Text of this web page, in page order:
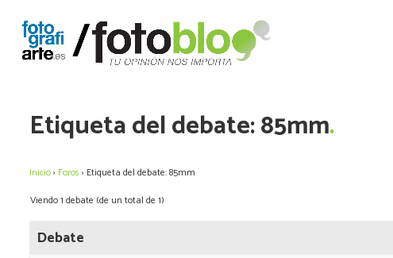
contentEl Blog de Fotografiarte
Blog de Fotografía y Vídeo con las últimas novedades y un foro de
Etiqueta del debate: 85mm
Inicio› Foros › Etiqueta del debate: 85mm
Viendo 1 debate (de un total de 1)
Debate